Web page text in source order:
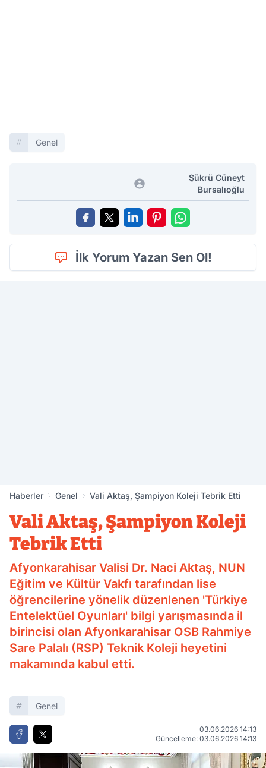
Genel
Şükrü Cüneyt
Bursalıoğlu
İlk Yorum Yazan Sen Ol!
Haberler Genel Vali Aktaş, Şampiyon Koleji Tebrik Etti
Vali Aktaş, Şampiyon Koleji
Tebrik Etti
Afyonkarahisar Valisi Dr. Naci Aktaş, NUN
Eğitim ve Kültür Vakfı tarafından lise
öğrencilerine yönelik düzenlenen 'Türkiye
Entelektüel Oyunları' bilgi yarışmasında il
birincisi olan Afyonkarahisar OSB Rahmiye
Sare Palalı (RSP) Teknik Koleji heyetini
makamında kabul etti.
Genel
03.06.2026 14:13
Güncelleme: 03.06.2026 14:13